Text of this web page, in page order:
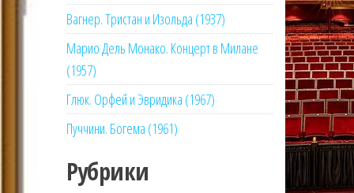
Вагнер. Тристан и Изольда (1937)
Марио Дель Монако. Концерт в Милане
(1957)
Глюк. Орфей и Эвридика (1967)
Пуччини. Богема (1961)
Рубрики